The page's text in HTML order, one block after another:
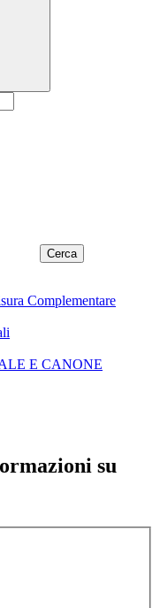
Complementare
E CANONE
su